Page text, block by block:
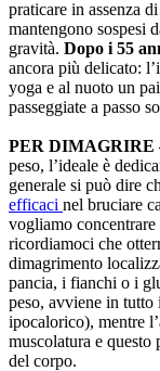
praticare in assenza
mantengono sospesi
gravità. Dopo i 55
ancora più delicato:
yoga e al nuoto un
passeggiate a passo
PER DIMAGRIRE
peso, l’ideale è
generale si può dire
efficaci nel bruciare
vogliamo
ricordiamoci che
dimagrimento
pancia, i fianchi o i
peso, avviene in tutto
ipocalorico), mentre
muscolatura e questo
del corpo.